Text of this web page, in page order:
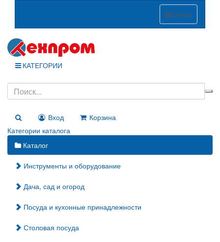
Меню
КАТЕГОРИИ
Вход
Корзина
Категории каталога
Каталог
Инструменты и оборудование
Дача, сад и огород
Посуда и кухонные принадлежности
Столовая посуда